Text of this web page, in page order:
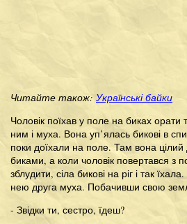
Читайте також: Українські байки
Чоловік поїхав у поле на биках орати
ним і муха. Вона уп’ялась бикові в
поки доїхали на поле. Там вона
биками, а коли чоловік повертався з
зблудити, сіла бикові на ріг і так
нею друга муха. Побачивши свою
- Звідки ти, сестро, їдеш?